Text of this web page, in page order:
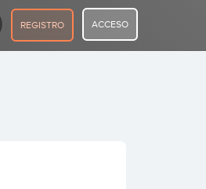
REGISTRO ACCESO